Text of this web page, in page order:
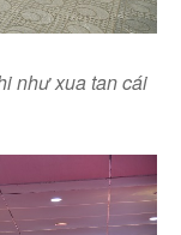
như xua tan cái